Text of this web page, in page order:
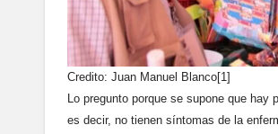
Credito: Juan Manuel Blanco[1]
Lo pregunto porque se supone que
es decir, no tienen síntomas de la